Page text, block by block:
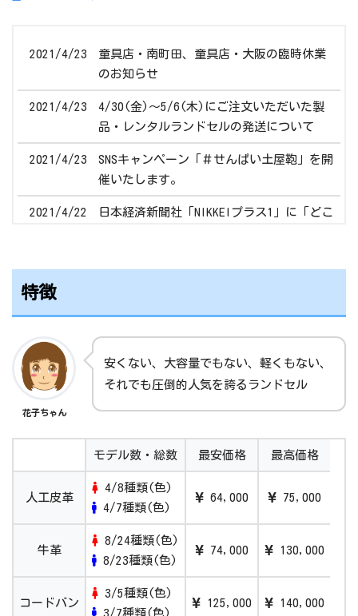
2021/4/23
童具店・南町田、童具店・大阪の臨時休業
のお知らせ
2021/4/23
4/30(金)～5/6(木)にご注文いただいた製
品・レンタルランドセルの発送について
2021/4/23
SNSキャンペーン「＃せんぱい土屋鞄」を開
催いたします。
2021/4/22
日本経済新聞社「NIKKEIプラス1」に「どこ
2021/3/23
卒業後のランドセルリメイクをご希望のみ
なさまへ
2021/3/8
実店舗の入店予約制および接客について
［3/8更新］
お届け先登録がおすすめです
2021/2/26
「すべてのランドセルからご注文いただけ
る期間」について
2021/2/25
レンタルランドセルのサービス開始につい
て
2021/2/16
個人情報の取り扱いに関する一部変更につ
いて
特徴
花子ちゃん
安くない、大容量でもない、軽くもない、
それでも圧倒的人気を誇るランドセル
モデル数・総数 最安価格 最高価格
人工皮革
4/8種類(色)
4/7種類(色)
64,000 75,000
牛革
8/24種類(色)
8/23種類(色)
74,000 130,000
コードバン
3/5種類(色)
3/7種類(色)
125,000 140,000